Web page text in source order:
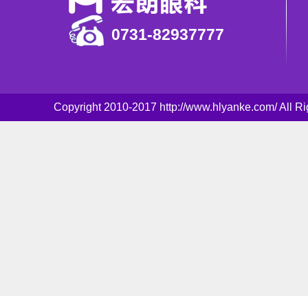
0731-82937777
Copyright 2010-2017 http://www.hlyanke.com/ All